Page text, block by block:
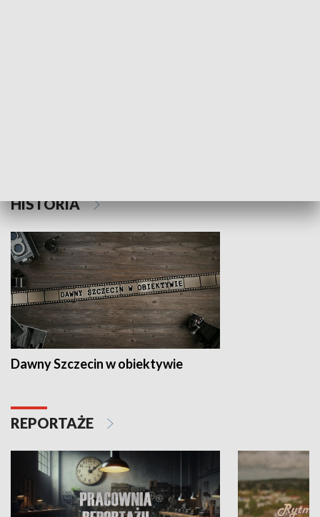
HISTORIA
Dawny Szczecin w obiektywie
REPORTAŻE